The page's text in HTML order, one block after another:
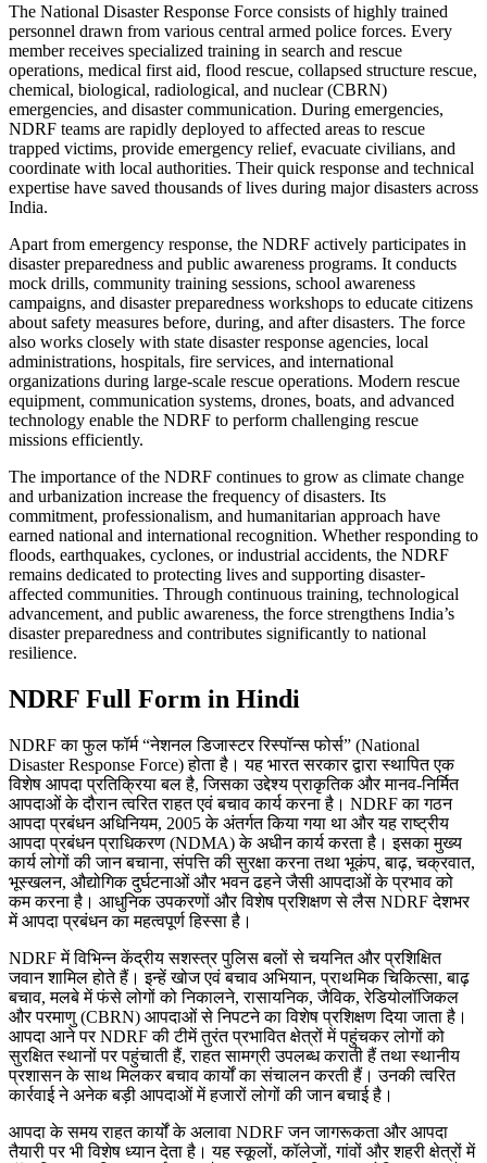
The National Disaster Response Force consists of highly trained
personnel drawn from various central armed police forces. Every
member receives specialized training in search and rescue
operations, medical first aid, flood rescue, collapsed structure rescue,
chemical, biological, radiological, and nuclear (CBRN)
emergencies, and disaster communication. During emergencies,
NDRF teams are rapidly deployed to affected areas to rescue
trapped victims, provide emergency relief, evacuate civilians, and
coordinate with local authorities. Their quick response and technical
expertise have saved thousands of lives during major disasters across
India.
Apart from emergency response, the NDRF actively participates in
disaster preparedness and public awareness programs. It conducts
mock drills, community training sessions, school awareness
campaigns, and disaster preparedness workshops to educate citizens
about safety measures before, during, and after disasters. The force
also works closely with state disaster response agencies, local
administrations, hospitals, fire services, and international
organizations during large-scale rescue operations. Modern rescue
equipment, communication systems, drones, boats, and advanced
technology enable the NDRF to perform challenging rescue
missions efficiently.
The importance of the NDRF continues to grow as climate change
and urbanization increase the frequency of disasters. Its
commitment, professionalism, and humanitarian approach have
earned national and international recognition. Whether responding to
floods, earthquakes, cyclones, or industrial accidents, the NDRF
remains dedicated to protecting lives and supporting disaster-
affected communities. Through continuous training, technological
advancement, and public awareness, the force strengthens India’s
disaster preparedness and contributes significantly to national
resilience.
NDRF Full Form in Hindi
NDRF का फुल फॉर्म “नेशनल डिजास्टर रिस्पॉन्स फोर्स” (National
Disaster Response Force) होता है। यह भारत सरकार द्वारा स्थापित एक
विशेष आपदा प्रतिक्रिया बल है, जिसका उद्देश्य प्राकृतिक और मानव-निर्मित
आपदाओं के दौरान त्वरित राहत एवं बचाव कार्य करना है। NDRF का गठन
आपदा प्रबंधन अधिनियम, 2005 के अंतर्गत किया गया था और यह राष्ट्रीय
आपदा प्रबंधन प्राधिकरण (NDMA) के अधीन कार्य करता है। इसका मुख्य
कार्य लोगों की जान बचाना, संपत्ति की सुरक्षा करना तथा भूकंप, बाढ़, चक्रवात,
भूस्खलन, औद्योगिक दुर्घटनाओं और भवन ढहने जैसी आपदाओं के प्रभाव को
कम करना है। आधुनिक उपकरणों और विशेष प्रशिक्षण से लैस NDRF देशभर
में आपदा प्रबंधन का महत्वपूर्ण हिस्सा है।
NDRF में विभिन्न केंद्रीय सशस्त्र पुलिस बलों से चयनित और प्रशिक्षित
जवान शामिल होते हैं। इन्हें खोज एवं बचाव अभियान, प्राथमिक चिकित्सा, बाढ़
बचाव, मलबे में फंसे लोगों को निकालने, रासायनिक, जैविक, रेडियोलॉजिकल
और परमाणु (CBRN) आपदाओं से निपटने का विशेष प्रशिक्षण दिया जाता है।
आपदा आने पर NDRF की टीमें तुरंत प्रभावित क्षेत्रों में पहुंचकर लोगों को
सुरक्षित स्थानों पर पहुंचाती हैं, राहत सामग्री उपलब्ध कराती हैं तथा स्थानीय
प्रशासन के साथ मिलकर बचाव कार्यों का संचालन करती हैं। उनकी त्वरित
कार्रवाई ने अनेक बड़ी आपदाओं में हजारों लोगों की जान बचाई है।
आपदा के समय राहत कार्यों के अलावा NDRF जन जागरूकता और आपदा
तैयारी पर भी विशेष ध्यान देता है। यह स्कूलों, कॉलेजों, गांवों और शहरी क्षेत्रों में